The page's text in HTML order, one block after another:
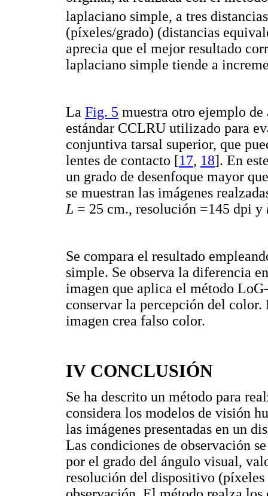
laplaciano simple, a tres
(píxeles/grado) (distancias
aprecia que el mejor resultado
laplaciano simple tiende a
La Fig. 5 muestra otro ejemplo
estándar CCLRU utilizado para
conjuntiva tarsal superior, que
lentes de contacto [17, 18]. En
un grado de desenfoque mayor
se muestran las imágenes
L = 25 cm., resolución =145 dpi y
Se compara el resultado
simple. Se observa la diferencia
imagen que aplica el método
conservar la percepción del
imagen crea falso color.
IV CONCLUSIÓN
Se ha descrito un método para
considera los modelos de visión
las imágenes presentadas en un
Las condiciones de observación
por el grado del ángulo visual,
resolución del dispositivo